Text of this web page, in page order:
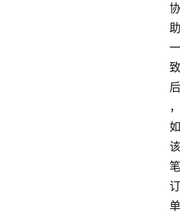
协
助
一
致
后
，
如
该
笔
订
单